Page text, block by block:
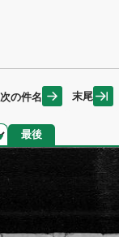
次の件名 末尾
最後